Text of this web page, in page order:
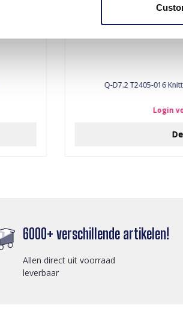
Q-D7.2 T2405-016
Login
6000+ verschillende artikelen!
Allen direct uit voorraad
leverbaar